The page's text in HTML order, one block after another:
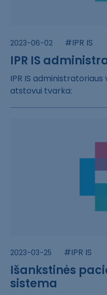
2023-06-02 #IPR IS
IPR IS
IPR IS
atstovui tva​rka:
2023-03-25 #IPR IS
Išankstinės
sistema